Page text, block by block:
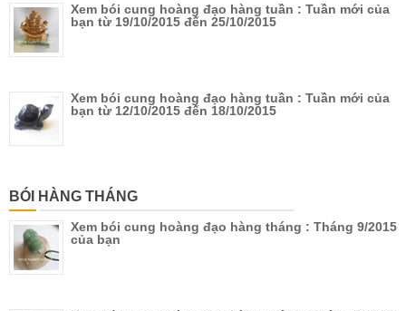
Xem bói cung hoàng đạo hàng tuần : Tuần mới của
bạn từ 19/10/2015 đến 25/10/2015
Xem bói cung hoàng đạo hàng tuần : Tuần mới của
bạn từ 12/10/2015 đến 18/10/2015
BÓI HÀNG THÁNG
Xem bói cung hoàng đạo hàng tháng : Tháng 9/2015
của bạn